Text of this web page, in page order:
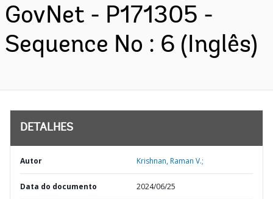
GovNet - P171305 -
Sequence No : 6 (Inglês)
DETALHES
Autor Krishnan, Raman V.;
Data do documento 2024/06/25